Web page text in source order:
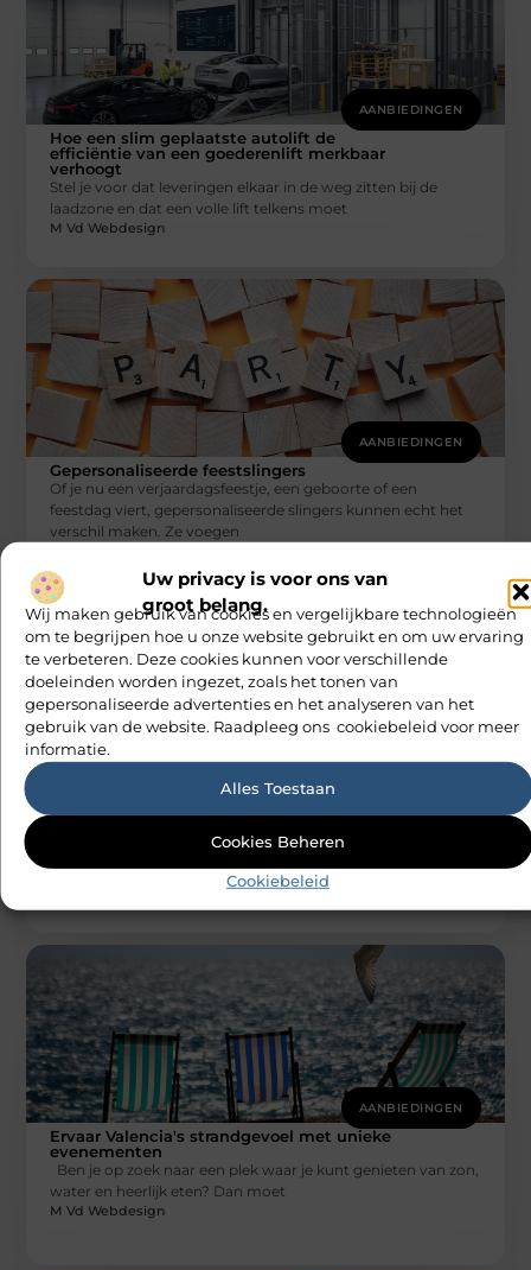
Uw privacy is voor ons van
groot belang.
Wij maken gebruik van cookies en vergelijkbare technologieën
om te begrijpen hoe u onze website gebruikt en om uw ervaring
te verbeteren. Deze cookies kunnen voor verschillende
doeleinden worden ingezet, zoals het tonen van
gepersonaliseerde advertenties en het analyseren van het
gebruik van de website. Raadpleeg ons cookiebeleid voor meer
informatie.
Alles Toestaan
Cookies Beheren
Cookiebeleid
AANBIEDINGEN
Hoe een slim geplaatste autolift de
efficiëntie van een goederenlift merkbaar
verhoogt
Stel je voor dat leveringen elkaar in de weg zitten bij de
laadzone en dat een volle lift telkens moet
M Vd Webdesign
AANBIEDINGEN
Gepersonaliseerde feestslingers
Of je nu een verjaardagsfeestje, een geboorte of een
feestdag viert, gepersonaliseerde slingers kunnen echt het
verschil maken. Ze voegen
voor moderne huishoudens
De magnetron is een van die apparaten die je gewoon niet
AANBIEDINGEN
Ervaar Valencia's strandgevoel met unieke
evenementen
Ben je op zoek naar een plek waar je kunt genieten van zon,
water en heerlijk eten? Dan moet
M Vd Webdesign